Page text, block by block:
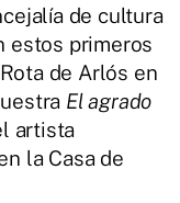
de cultura
estos primeros
de Arlós en
El agrado
artista
la Casa de